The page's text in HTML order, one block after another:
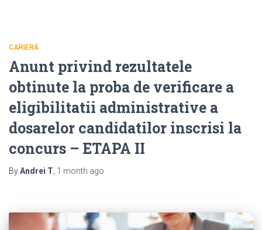
CARIERĂ
Anunt privind rezultatele
obtinute la proba de verificare a
eligibilitatii administrative a
dosarelor candidatilor inscrisi la
concurs – ETAPA II
ByAndrei T 1 month ago